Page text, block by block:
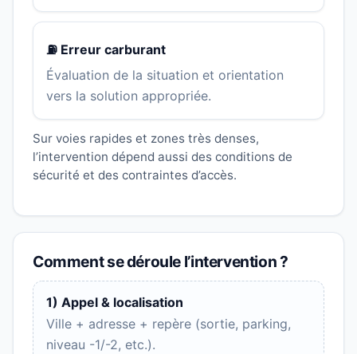
⛽ Erreur carburant
Évaluation de la situation et orientation
vers la solution appropriée.
Sur voies rapides et zones très denses,
l’intervention dépend aussi des conditions de
sécurité et des contraintes d’accès.
Comment se déroule l’intervention ?
1) Appel & localisation
Ville + adresse + repère (sortie, parking,
niveau -1/-2, etc.).